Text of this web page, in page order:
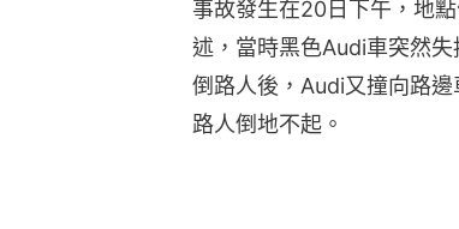
事故發生在20日下午，地
述，當時黑色Audi車突然
倒路人後，Audi又撞向路
路人倒地不起。